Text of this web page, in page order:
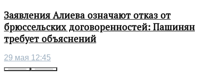
Заявления Алиева означают отказ от
брюссельских договоренностей: Пашинян
требует объяснений
29 мая 12:45